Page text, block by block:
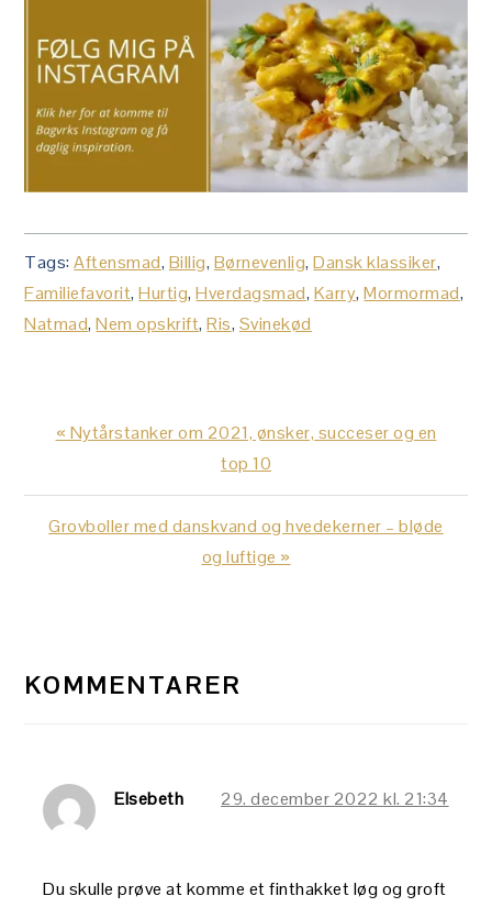
Tags:Aftensmad, Billig, Børnevenlig,Dansk klassiker,
Familiefavorit,Hurtig,Hverdagsmad, Karry,Mormormad,
Natmad,Nem opskrift,Ris, Svinekød
Previous
« Nytårstanker om 2021, ønsker, succeser og en
top 10
Next
Grovboller med danskvand og hvedekerner – bløde
og luftige »
KOMMENTARER
Elsebeth 29. december 2022 kl. 21:34
Du skulle prøve at komme et finthakket løg og groft